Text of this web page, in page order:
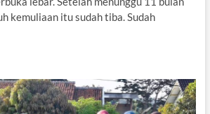
kemuliaan itu sudah tiba. Sudah